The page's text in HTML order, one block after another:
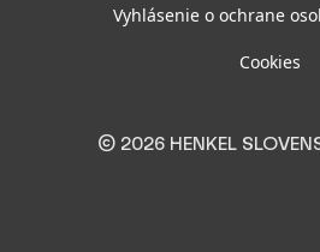
Vyhlásenie o ochrane
Cookies
© 2026 HENKEL